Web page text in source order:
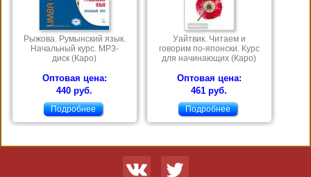
Рыжова. Румынский язык.
Начальный курс. МР3-
диск (Каро)
Оптовая цена:
440 руб.
Подробнее
Уайтвик. Читаем и
говорим по-японски. Курс
для начинающих (Каро)
Оптовая цена:
461 руб.
Подробнее